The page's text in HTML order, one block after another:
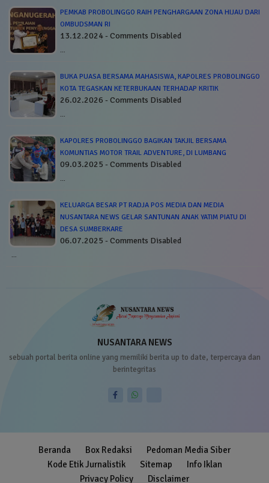
PEMKAB PROBOLINGGO RAIH PENGHARGAAN ZONA HIJAU DARI
OMBUDSMAN RI
13.12.2024 - Comments Disabled
…
BUKA PUASA BERSAMA MAHASISWA, KAPOLRES PROBOLINGGO
KOTA TEGASKAN KETERBUKAAN TERHADAP KRITIK
26.02.2026 - Comments Disabled
…
KAPOLRES PROBOLINGGO BAGIKAN TAKJIL BERSAMA
KOMUNTIAS MOTOR TRAIL ADVENTURE, DI LUMBANG
09.03.2025 - Comments Disabled
…
KELUARGA BESAR PT RADJA POS MEDIA DAN MEDIA
NUSANTARA NEWS GELAR SANTUNAN ANAK YATIM PIATU DI
DESA SUMBERKARE
06.07.2025 - Comments Disabled
…
NUSANTARA NEWS
sebuah portal berita online yang memiliki berita up to date, terpercaya dan
berintegritas
Beranda Box Redaksi
Pedoman Media Siber
Kode Etik Jurnalistik
Sitemap
Info Iklan
Privacy Policy
Disclaimer